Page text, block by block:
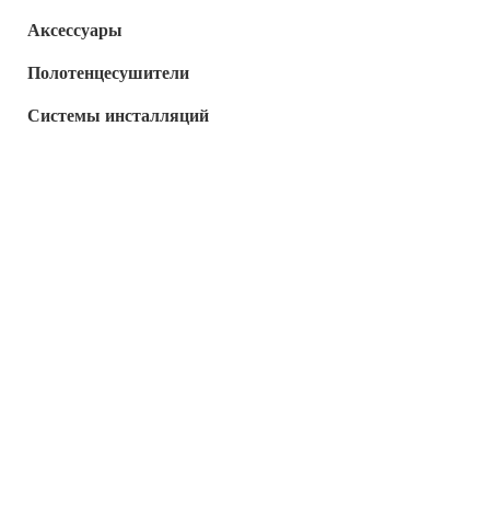
Аксессуары
Полотенцесушители
Системы инсталляций